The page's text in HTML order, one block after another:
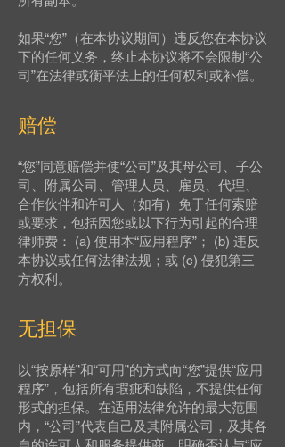
如果“您”（在本协议期间）违反您在本协议
下的任何义务，终止本协议将不会限制“公
司”在法律或衡平法上的任何权利或补偿。
赔偿
“您”同意赔偿并使“公司”及其母公司、子公
司、附属公司、管理人员、雇员、代理、
合作伙伴和许可人（如有）免于任何索赔
或要求，包括因您或以下行为引起的合理
律师费： (a) 使用本“应用程序”； (b) 违反
本协议或任何法律法规；或 (c) 侵犯第三
方权利。
无担保
以“按原样”和“可用”的方式向“您”提供“应用
程序”，包括所有瑕疵和缺陷，不提供任何
形式的担保。在适用法律允许的最大范围
内，“公司”代表自己及其附属公司，及其各